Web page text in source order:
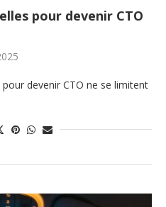
pour devenir CTO
devenir CTO ne se limitent